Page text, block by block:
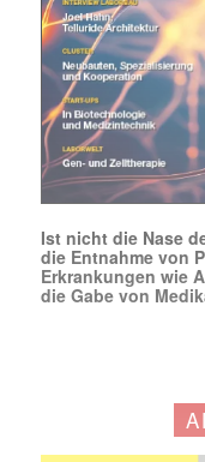
Mit dem
jede
E-
Mail
(erforderlich)
Ist nicht die Nase
die Entnahme von
Erkrankungen wie
die Gabe von